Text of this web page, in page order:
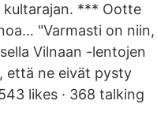
kultarajan. *** Ootte
"Varmasti on niin,
Vilnaan -lentojen
että ne eivät pysty
likes · 368 talking